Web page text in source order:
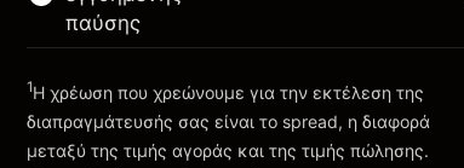
Πηγαίνετε στην πλατφόρμα
παύσης
1Η χρέωση που χρεώνουμε για την εκτέλεση της
διαπραγμάτευσής σας είναι το spread, η διαφορά
μεταξύ της τιμής αγοράς και της τιμής πώλησης.